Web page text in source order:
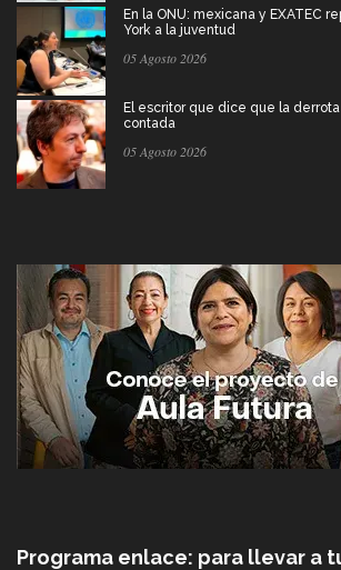
En la ONU: mexicana y EXATEC
York a la juventud
05 Agosto 2026
El escritor que dice que la
contada
05 Agosto 2026
Programa enlace: para llevar a